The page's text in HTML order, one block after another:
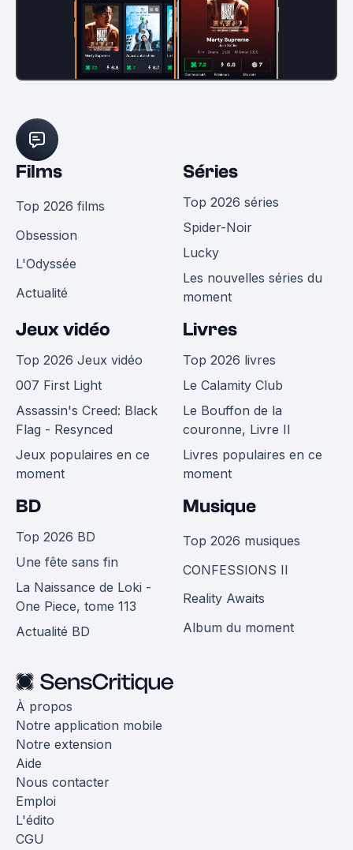
Films
Top 2026 films
Obsession
L'Odyssée
Actualité
Séries
Top 2026 séries
Spider-Noir
Lucky
Les nouvelles séries du
moment
Jeux vidéo
Top 2026 Jeux vidéo
007 First Light
Assassin's Creed: Black
Flag - Resynced
Jeux populaires en ce
moment
Livres
Top 2026 livres
Le Calamity Club
Le Bouffon de la
couronne, Livre II
Livres populaires en ce
moment
BD
Top 2026 BD
Une fête sans fin
La Naissance de Loki -
One Piece, tome 113
Actualité BD
Musique
Top 2026 musiques
CONFESSIONS II
Reality Awaits
Album du moment
À propos
Notre application mobile
Notre extension
Aide
Nous contacter
Emploi
L'édito
CGU